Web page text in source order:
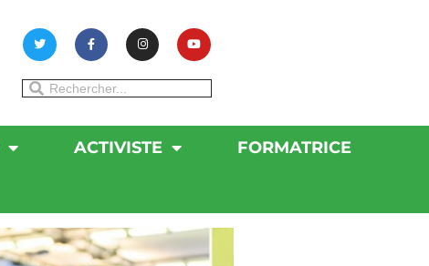
ACTIVISTE FORMATRICE